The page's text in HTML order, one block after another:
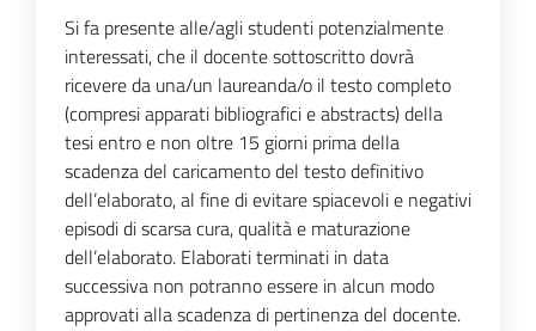
Si fa presente alle/agli studenti potenzialmente
interessati, che il docente sottoscritto dovrà
ricevere da una/un laureanda/o il testo completo
(compresi apparati bibliografici e abstracts) della
tesi entro e non oltre 15 giorni prima della
scadenza del caricamento del testo definitivo
dell’elaborato, al fine di evitare spiacevoli e negativi
episodi di scarsa cura, qualità e maturazione
dell’elaborato. Elaborati terminati in data
successiva non potranno essere in alcun modo
approvati alla scadenza di pertinenza del docente.